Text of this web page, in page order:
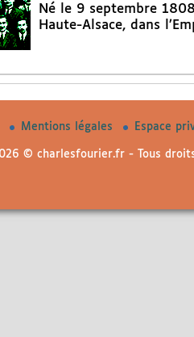
Né le 9 septembre
Haute-Alsace, dans
Mentions légales Espace
© charlesfourier.fr - Tous